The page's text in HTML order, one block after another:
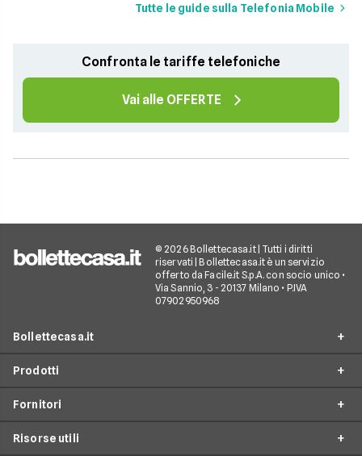
Tutte le guide sulla Telefonia Mobile
Confronta le tariffe telefoniche
Vai alle OFFERTE
© 2026 Bollettecasa.it | Tutti i diritti
riservati | Bollettecasa.it è un servizio
offerto da Facile.it S.p.A. con socio unico •
Via Sannio, 3 - 20137 Milano • P.IVA
07902950968
Bollettecasa.it
Contatti
Servizio clienti
Prodotti
Offerte Internet Casa
Fornitori
Risorse utili